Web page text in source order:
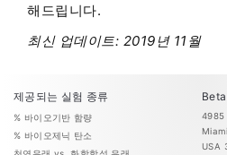
해드립니다.
최신 업데이트: 2019년 11월